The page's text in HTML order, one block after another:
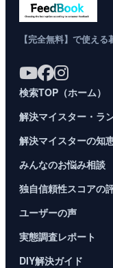
【完全無料】で使え
検索TOP（ホーム）
解決マイスター・ラ
解決マイスターの知
みんなのお悩み相談
独自信頼性スコアの
ユーザーの声
実態調査レポート
DIY解決ガイド